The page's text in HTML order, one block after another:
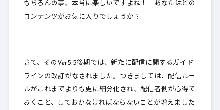
もちろんの事、本当に楽しいですよね！ あなたはどの
コンテンツがお気に入りでしょうか？
さて、そのVer5.5後期では、新たに配信に関するガイド
ラインの改訂がなされました。つきましては、配信ルー
ルがこれまでよりも更に細分化され、配信者側が心得て
おくこと、しておかなければならないことが増えました